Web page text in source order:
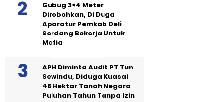
Gubug 3×4 Meter
Dirobohkan, Di Duga
Aparatur Pemkab Deli
Serdang Bekerja Untuk
Mafia
APH Diminta Audit PT Tun
Sewindu, Diduga Kuasai
48 Hektar Tanah Negara
Puluhan Tahun Tanpa Izin